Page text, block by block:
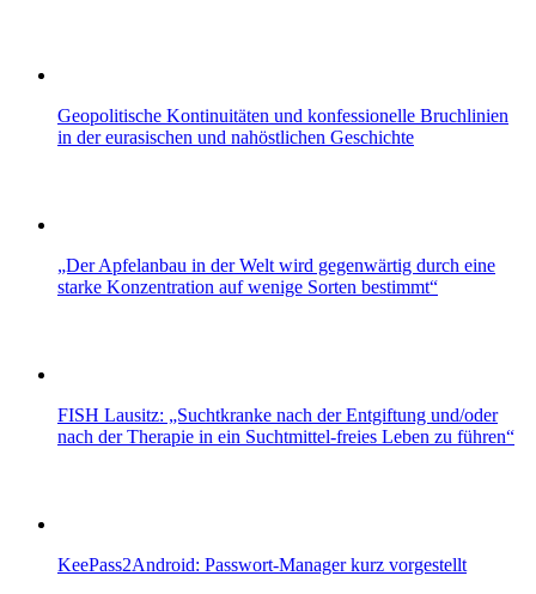
Geopolitische Kontinuitäten und konfessionelle Bruchlinien
in der eurasischen und nahöstlichen Geschichte
„Der Apfelanbau in der Welt wird gegenwärtig durch eine
starke Konzentration auf wenige Sorten bestimmt“
FISH Lausitz: „Suchtkranke nach der Entgiftung und/oder
nach der Therapie in ein Suchtmittel-freies Leben zu führen“
KeePass2Android: Passwort-Manager kurz vorgestellt